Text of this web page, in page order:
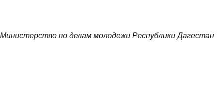
Министерство по делам молодежи Республики Дагестан